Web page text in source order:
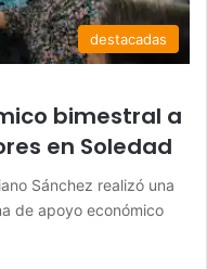
destacadas
bimestral a
en Soledad
Sánchez realizó una
de apoyo económico